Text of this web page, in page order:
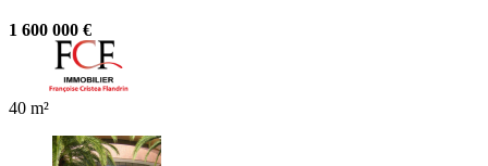
1 600 000 €
40 m²